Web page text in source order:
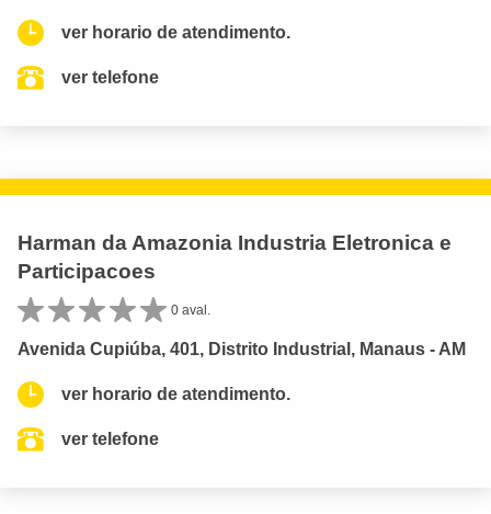
ver horario de atendimento.
ver telefone
Harman da Amazonia Industria Eletronica e
Participacoes
0 aval.
Avenida Cupiúba, 401, Distrito Industrial, Manaus - AM
ver horario de atendimento.
ver telefone